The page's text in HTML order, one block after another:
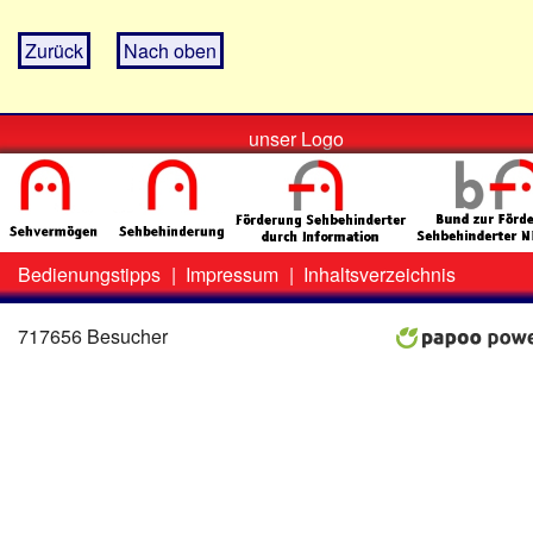
Zurück Nach oben
unser Logo
Zweit-
Menü
Bedienungstipps | Impressum | Inhaltsverzeichnis
717656 Besucher